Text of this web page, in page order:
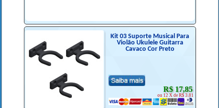
Kit 03 Suporte Musical Para
Violão Ukulele Guitarra
Cavaco Cor Preto
R$ 17,85
ou 12 X de R$ 3.81